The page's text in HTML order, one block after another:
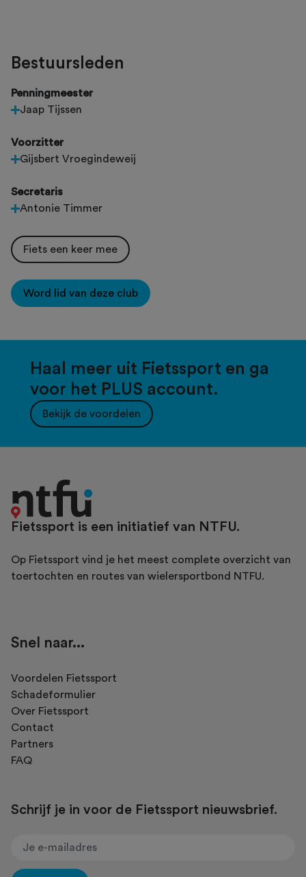
Bestuursleden
Penningmeester
Jaap Tijssen
Voorzitter
Gijsbert Vroegindeweij
Secretaris
Antonie Timmer
Fiets een keer mee
Word lid van deze club
Haal meer uit Fietssport en ga
voor het PLUS account.
Bekijk de voordelen
Fietssport is een initiatief van NTFU.
Op Fietssport vind je het meest complete overzicht van
toertochten en routes van wielersportbond NTFU.
Snel naar...
Voordelen Fietssport
Schadeformulier
Over Fietssport
Contact
Partners
FAQ
Schrijf je in voor de Fietssport nieuwsbrief.